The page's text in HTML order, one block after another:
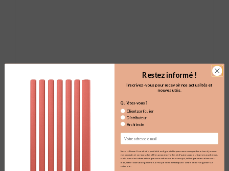
Restez informé !
Inscrivez-vous pour recevoir nos actualités et
nouveautés.
Qui êtes-vous ?
Client particulier
Distributeur
Architecte
Email
Nous utilisons l'e-mail et la publicité en ligne ciblée pour vous envoyer des mises à jour sur
nos produits et services, des offres promotionnelles et d'autres communications marketing,
sur la base des informations que nous collectons à votre sujet, telles que votre adresse e-
mail, votre localisation générale, ainsi que votre historique d'achats et de navigation sur
notre site.